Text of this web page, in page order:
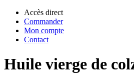
Accès direct
Commander
Mon compte
Contact
Huile vierge de